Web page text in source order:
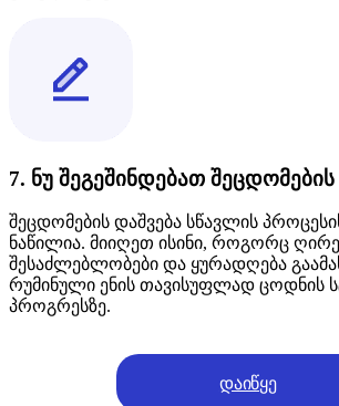
7. ნუ შეგეშინდებათ
შეცდომების დაშვება სწავლის
ნაწილია. მიიღეთ ისინი, როგორც
შესაძლებლობები და ყურადღება
რუმინული ენის თავისუფლად ცოდნის
პროგრესზე.
დაიწყე